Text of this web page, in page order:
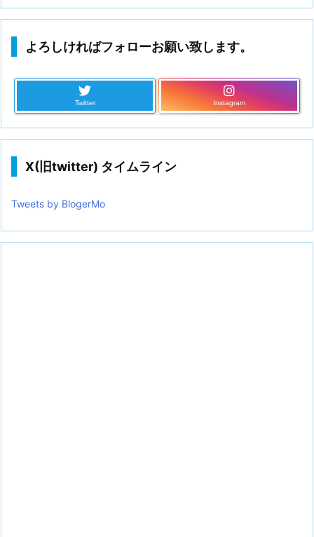
よろしければフォローお願い致します。
Twitter Instagram
X(旧twitter) タイムライン
Tweets by BlogerMo